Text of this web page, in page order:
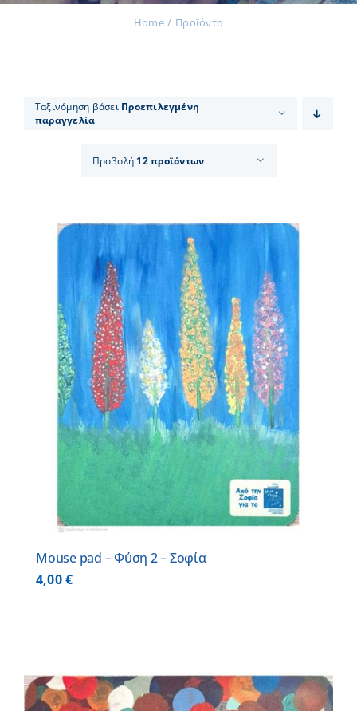
Νέα
Επικοινωνία
Εισφορές
Home Προϊόντα
Ταξινόμηση βάσει Προεπιλεγμένη
παραγγελία
Προβολή 12 προϊόντων
Mouse pad – Φύση 2 – Σοφία
4,00€